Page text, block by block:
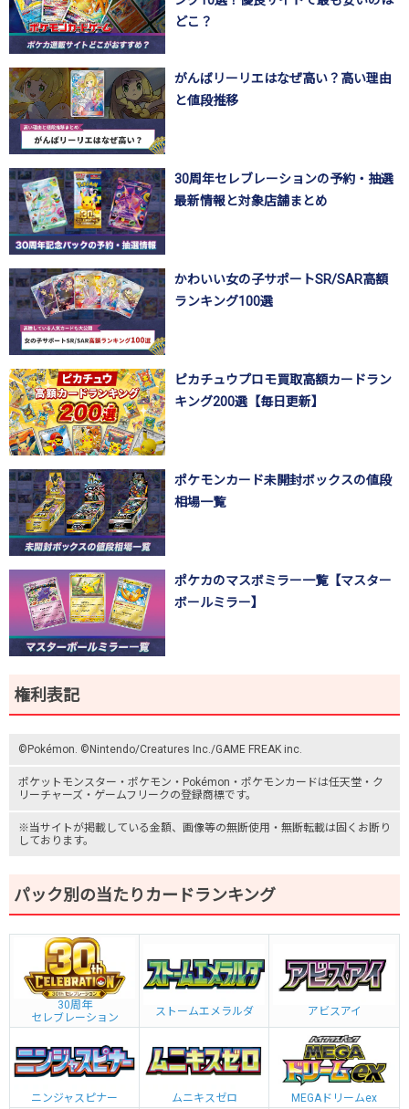
どこ？
がんばリーリエはなぜ高い？高い理由
と値段推移
30周年セレブレーションの予約・抽選
最新情報と対象店舗まとめ
かわいい女の子サポートSR/SAR高額
ランキング100選
ピカチュウプロモ買取高額カードラン
キング200選【毎日更新】
ポケモンカード未開封ボックスの値段
相場一覧
ポケカのマスボミラー一覧【マスター
ボールミラー】
権利表記
©Pokémon. ©Nintendo/Creatures Inc./GAME FREAK inc.
ポケットモンスター ・ポケモン・Pokémon・ ポケモンカードは任天堂・ ク
リーチャーズ ・ ゲームフリークの登録商標です。
※当サイトが掲載している金額、画像等の無断使用・無断転載は固くお断り
しております。
パック別の当たりカードランキング
30周年
セレブレーション
ストームエメラルダ アビスアイ
ニンジャスピナー ムニキスゼロ MEGAドリームex